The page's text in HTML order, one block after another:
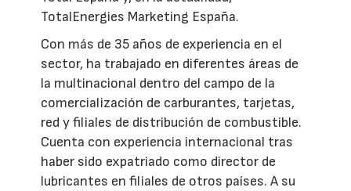
TotalEnergies Marketing España.
Con más de 35 años de experiencia en el
sector, ha trabajado en diferentes áreas de
la multinacional dentro del campo de la
comercialización de carburantes, tarjetas,
red y filiales de distribución de combustible.
Cuenta con experiencia internacional tras
haber sido expatriado como director de
lubricantes en filiales de otros países. A su